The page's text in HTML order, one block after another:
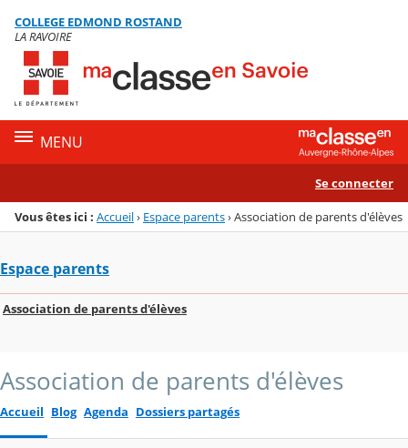
Menu de la rubrique
Contenu
COLLEGE EDMOND ROSTAND
LA RAVOIRE
MENU
Se connecter
Vous êtes ici : Accueil› Espace parents›Association de parents d'élèves
Espace parents
Association de parents d'élèves
Association de parents d'élèves
Accueil Blog Agenda Dossiers partagés